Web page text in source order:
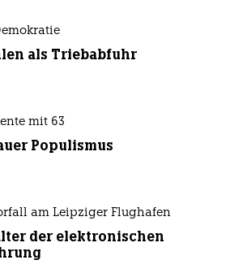
als Triebabfuhr
mit 63
Populismus
am Leipziger Flughafen
der elektronischen